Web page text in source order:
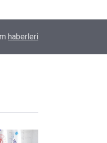
Silahlar susarsa gelecek
haberleri